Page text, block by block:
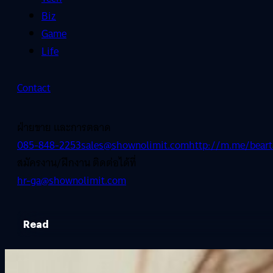
Biz
Game
Life
Contact
ฝ่ายขาย และการตลาด
085-848-2253sales@shownolimit.comhttp://m.me/
สมัครงาน/ฝึกงาน ติดต่อได้ที่
hr-ga@shownolimit.com
Read